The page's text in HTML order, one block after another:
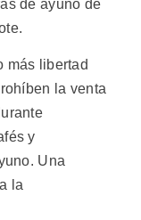
de ayuno de
más libertad
la venta
y
Una
la